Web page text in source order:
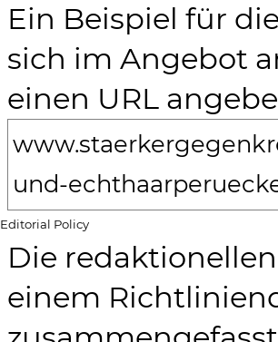
Ein Beispiel für
sich im Angebot
einen URL
und-
Editorial Policy
Die
einem